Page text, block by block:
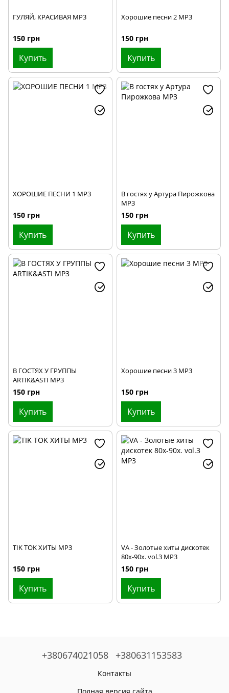
ГУЛЯЙ, КРАСИВАЯ MP3
150 грн
Купить
Хорошие песни 2 MP3
150 грн
Купить
ХОРОШИЕ ПЕСНИ 1 MP3
150 грн
Купить
В гостях у Артура Пирожкова
MP3
150 грн
Купить
В ГОСТЯХ У ГРУППЫ
ARTIK&ASTI MP3
150 грн
Купить
Хорошие песни 3 МР3
150 грн
Купить
TIK TOK ХИТЫ MP3
150 грн
Купить
VA - Золотые хиты дискотек
80х-90х. vol.3 MP3
150 грн
Купить
+380674021058 +380631153583
Контакты